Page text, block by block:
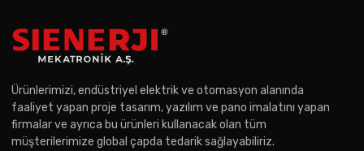
Ürünlerimizi, endüstriyel elektrik ve otomasyon alanında
faaliyet yapan proje tasarım, yazılım ve pano imalatını yapan
firmalar ve ayrıca bu ürünleri kullanacak olan tüm
müşterilerimize global çapda tedarik sağlayabiliriz.